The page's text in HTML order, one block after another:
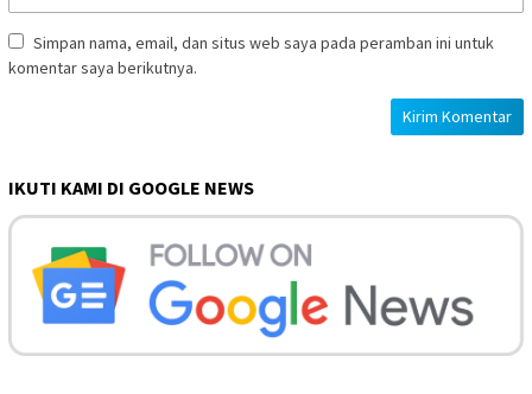
Simpan nama, email, dan situs web saya pada peramban ini untuk
komentar saya berikutnya.
IKUTI KAMI DI GOOGLE NEWS